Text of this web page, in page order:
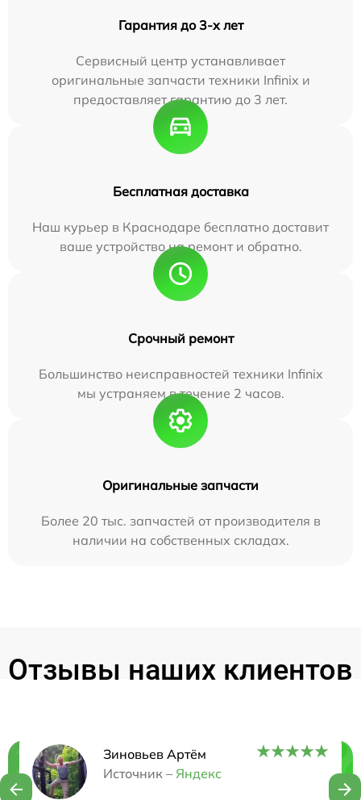
Гарантия до 3-х лет
Сервисный центр устанавливает
оригинальные запчасти техники Infinix и
предоставляет гарантию до 3 лет.
Бесплатная доставка
Наш курьер в Краснодаре бесплатно доставит
ваше устройство на ремонт и обратно.
Срочный ремонт
Большинство неисправностей техники Infinix
мы устраняем в течение 2 часов.
Оригинальные запчасти
Более 20 тыс. запчастей от производителя в
наличии на собственных складах.
Отзывы наших клиентов
Зиновьев Артём
Источник – Яндекс
Нужна консультация?